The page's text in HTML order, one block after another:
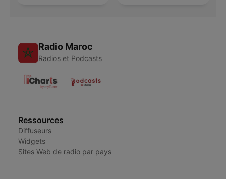
Radio Maroc
Radios et Podcasts
Ressources
Diffuseurs
Widgets
Sites Web de radio par pays